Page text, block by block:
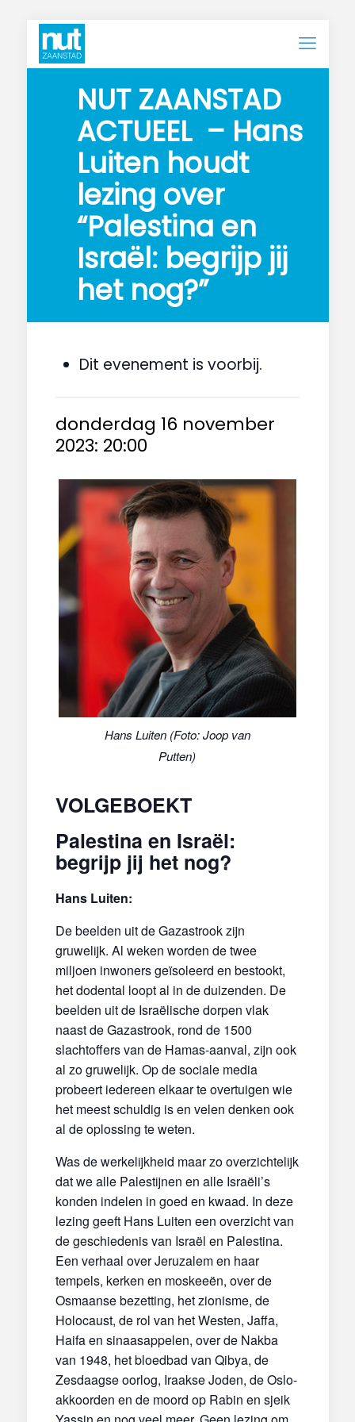
NUT ZAANSTAD
ACTUEEL  – Hans
Luiten houdt
lezing over
“Palestina en
Israël: begrijp jij
het nog?”
Dit evenement is voorbij.
donderdag 16 november
2023: 20:00
Hans Luiten (Foto: Joop van
Putten)
VOLGEBOEKT
Palestina en Israël:
begrijp jij het nog?
Hans Luiten:
De beelden uit de Gazastrook zijn
gruwelijk. Al weken worden de twee
miljoen inwoners geïsoleerd en bestookt,
het dodental loopt al in de duizenden. De
beelden uit de Israëlische dorpen vlak
naast de Gazastrook, rond de 1500
slachtoffers van de Hamas-aanval, zijn ook
al zo gruwelijk. Op de sociale media
probeert iedereen elkaar te overtuigen wie
het meest schuldig is en velen denken ook
al de oplossing te weten.
Was de werkelijkheid maar zo overzichtelijk
dat we alle Palestijnen en alle Israëli’s
konden indelen in goed en kwaad. In deze
lezing geeft Hans Luiten een overzicht van
de geschiedenis van Israël en Palestina.
Een verhaal over Jeruzalem en haar
tempels, kerken en moskeeën, over de
Osmaanse bezetting, het zionisme, de
Holocaust, de rol van het Westen, Jaffa,
Haifa en sinaasappelen, over de Nakba
van 1948, het bloedbad van Qibya, de
Zesdaagse oorlog, Iraakse Joden, de Oslo-
akkoorden en de moord op Rabin en sjeik